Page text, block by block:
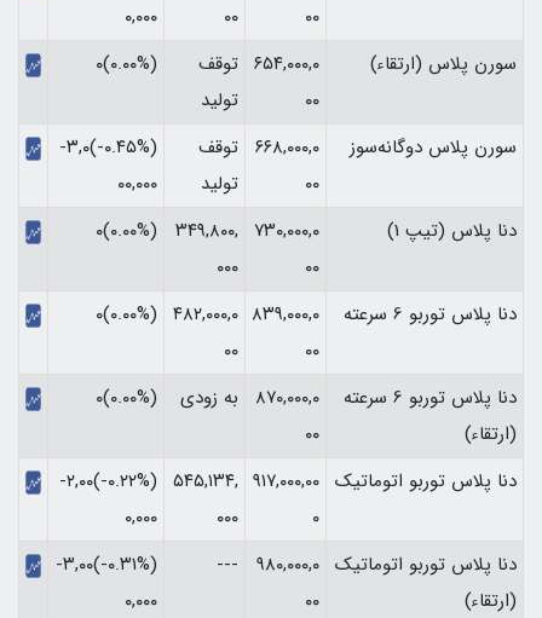
۰۰
۰۰
۰,۰۰۰‏
سورن پلاس (ارتقاء)
۶۵۴,۰۰۰,۰
۰۰
توقف
تولید
(۰.۰۰%)۰
سورن پلاس دوگانه‌سوز
۶۶۸,۰۰۰,۰
۰۰
توقف
تولید
(‎-۰.۴۵%‏)‎-۳,۰
۰۰,۰۰۰‏
دنا پلاس (تیپ 1)
۷۳۰,۰۰۰,۰
۰۰
۳۴۹,۸۰۰,
۰۰۰
(۰.۰۰%)۰
دنا پلاس توربو 6 سرعته
۸۳۹,۰۰۰,۰
۰۰
۴۸۲,۰۰۰,۰
۰۰
(۰.۰۰%)۰
دنا پلاس توربو 6 سرعته
(ارتقاء)
۸۷۰,۰۰۰,۰
۰۰
به زودی (۰.۰۰%)۰
دنا پلاس توربو اتوماتیک ۹۱۷,۰۰۰,۰۰
۰
۵۴۵,۱۳۴,
۰۰۰
(‎-۰.۲۲%‏)‎-۲,۰۰
۰,۰۰۰‏
دنا پلاس توربو اتوماتیک
(ارتقاء)
۹۸۰,۰۰۰,۰
۰۰
---
(‎-۰.۳۱%‏)‎-۳,۰۰
۰,۰۰۰‏